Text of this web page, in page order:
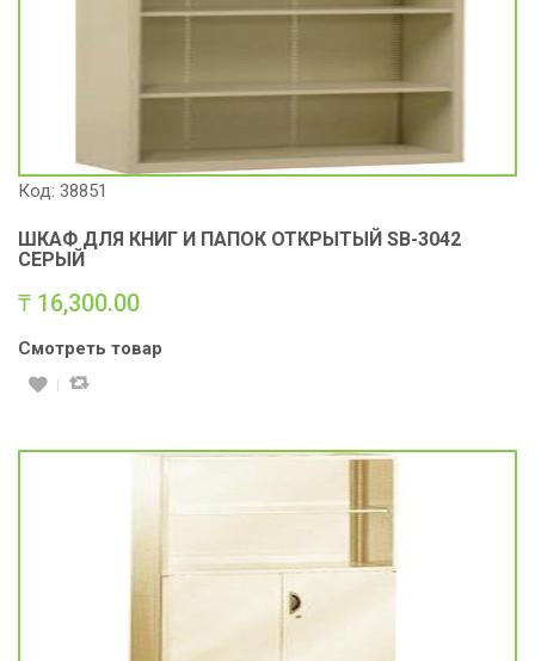
Код: 38851
ШКАФ ДЛЯ КНИГ И ПАПОК ОТКРЫТЫЙ SB-3042
СЕРЫЙ
₸ 16,300.00
Смотреть товар